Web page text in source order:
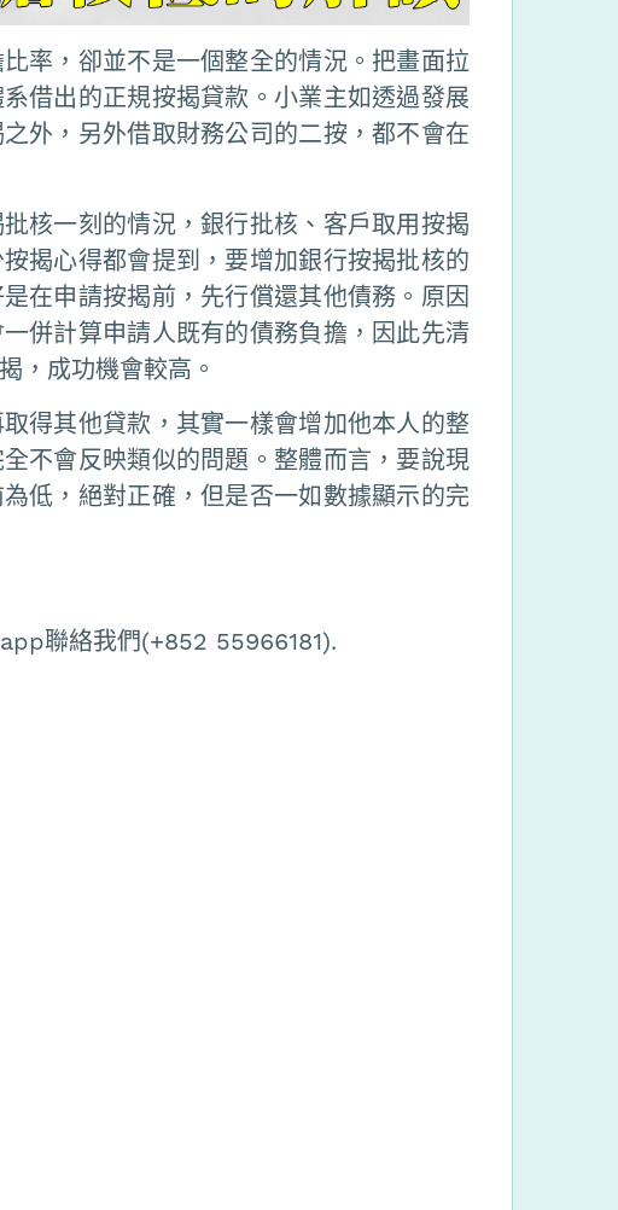
率，卻並不是一個整全的情況。把畫面拉
借出的正規按揭貸款。小業主如透過發展
外，另外借取財務公司的二按，都不會在
核一刻的情況，銀行批核、客戶取用按揭
揭心得都會提到，要增加銀行按揭批核的
在申請按揭前，先行償還其他債務。原因
併計算申請人既有的債務負擔，因此先清
，成功機會較高。
得其他貸款，其實一樣會增加他本人的整
不會反映類似的問題。整體而言，要說現
低，絕對正確，但是否一如數據顯示的完
聯絡我們(+852 55966181).